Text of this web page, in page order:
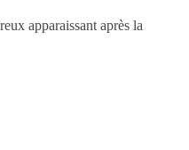
apparaissant après la